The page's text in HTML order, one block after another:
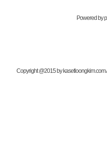
Powered by
Copyright @2015 by kasetloongkim.com